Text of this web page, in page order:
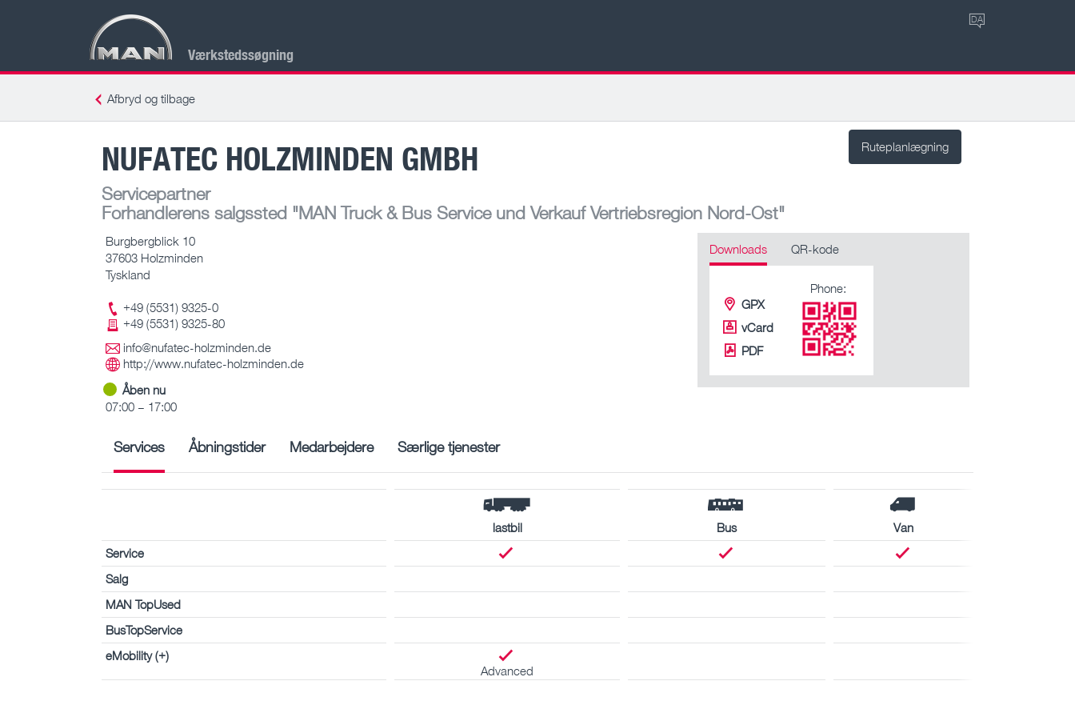
Værkstedssøgning
DA
Afbryd og tilbage
Ruteplanlægning
NUFATEC HOLZMINDEN GMBH
Servicepartner
Forhandlerens salgssted "MAN Truck & Bus Service und Verkauf Vertriebsregion Nord-Ost"
Burgbergblick 10
37603 Holzminden
Tyskland
+49 (5531) 9325-0
+49 (5531) 9325-80
info@nufatec-holzminden.de
http://www.nufatec-holzminden.de
Åben nu
07:00 – 17:00
Downloads QR-kode
GPX
vCard
PDF
Phone:
Services Åbningstider Medarbejdere Særlige tjenester
lastbil Bus
Van
Service
Salg
MAN TopUsed
BusTopService
eMobility (+)
Advanced